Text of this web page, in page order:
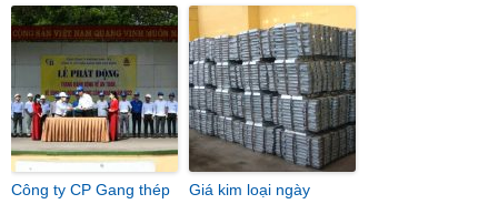
Công ty CP Gang thép
Giá kim loại ngày